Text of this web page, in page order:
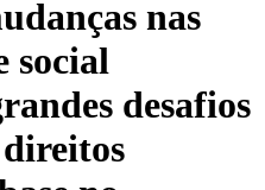
nas
social
desafios